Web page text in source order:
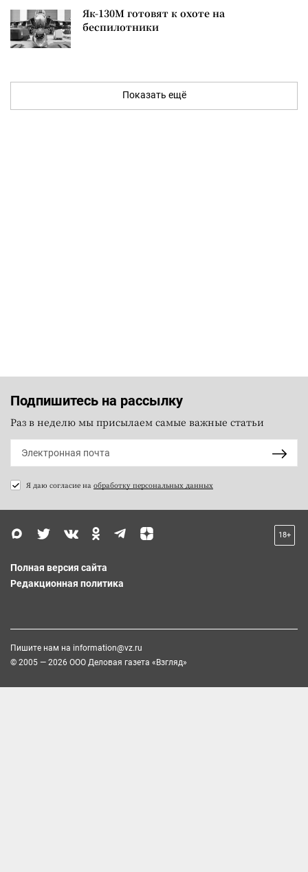
Як-130М готовят к охоте на
беспилотники
Показать ещё
Подпишитесь на рассылку
Раз в неделю мы присылаем самые важные статьи
Я даю согласие на обработку персональных данных
18+
Полная версия сайта
Редакционная политика
Пишите нам на information@vz.ru
© 2005 — 2026 ООО Деловая газета «Взгляд»